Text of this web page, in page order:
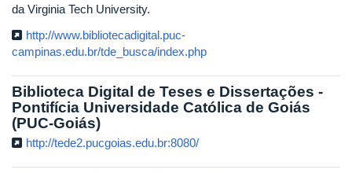
da Virginia Tech University.
http://www.bibliotecadigital.puc-
campinas.edu.br/tde_busca/index.php
Biblioteca Digital de Teses e Dissertações -
Pontifícia Universidade Católica de Goiás
(PUC-Goiás)
http://tede2.pucgoias.edu.br:8080/